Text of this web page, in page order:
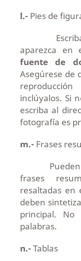
l.-Pies de
Escriba
aparezca
fuente de
Asegúrese de
inclúyalos. Si
escriba al
fotografía es
m.-Frases
Pueden
frases
resaltadas en
deben
principal.
palabras.
n.-Tablas